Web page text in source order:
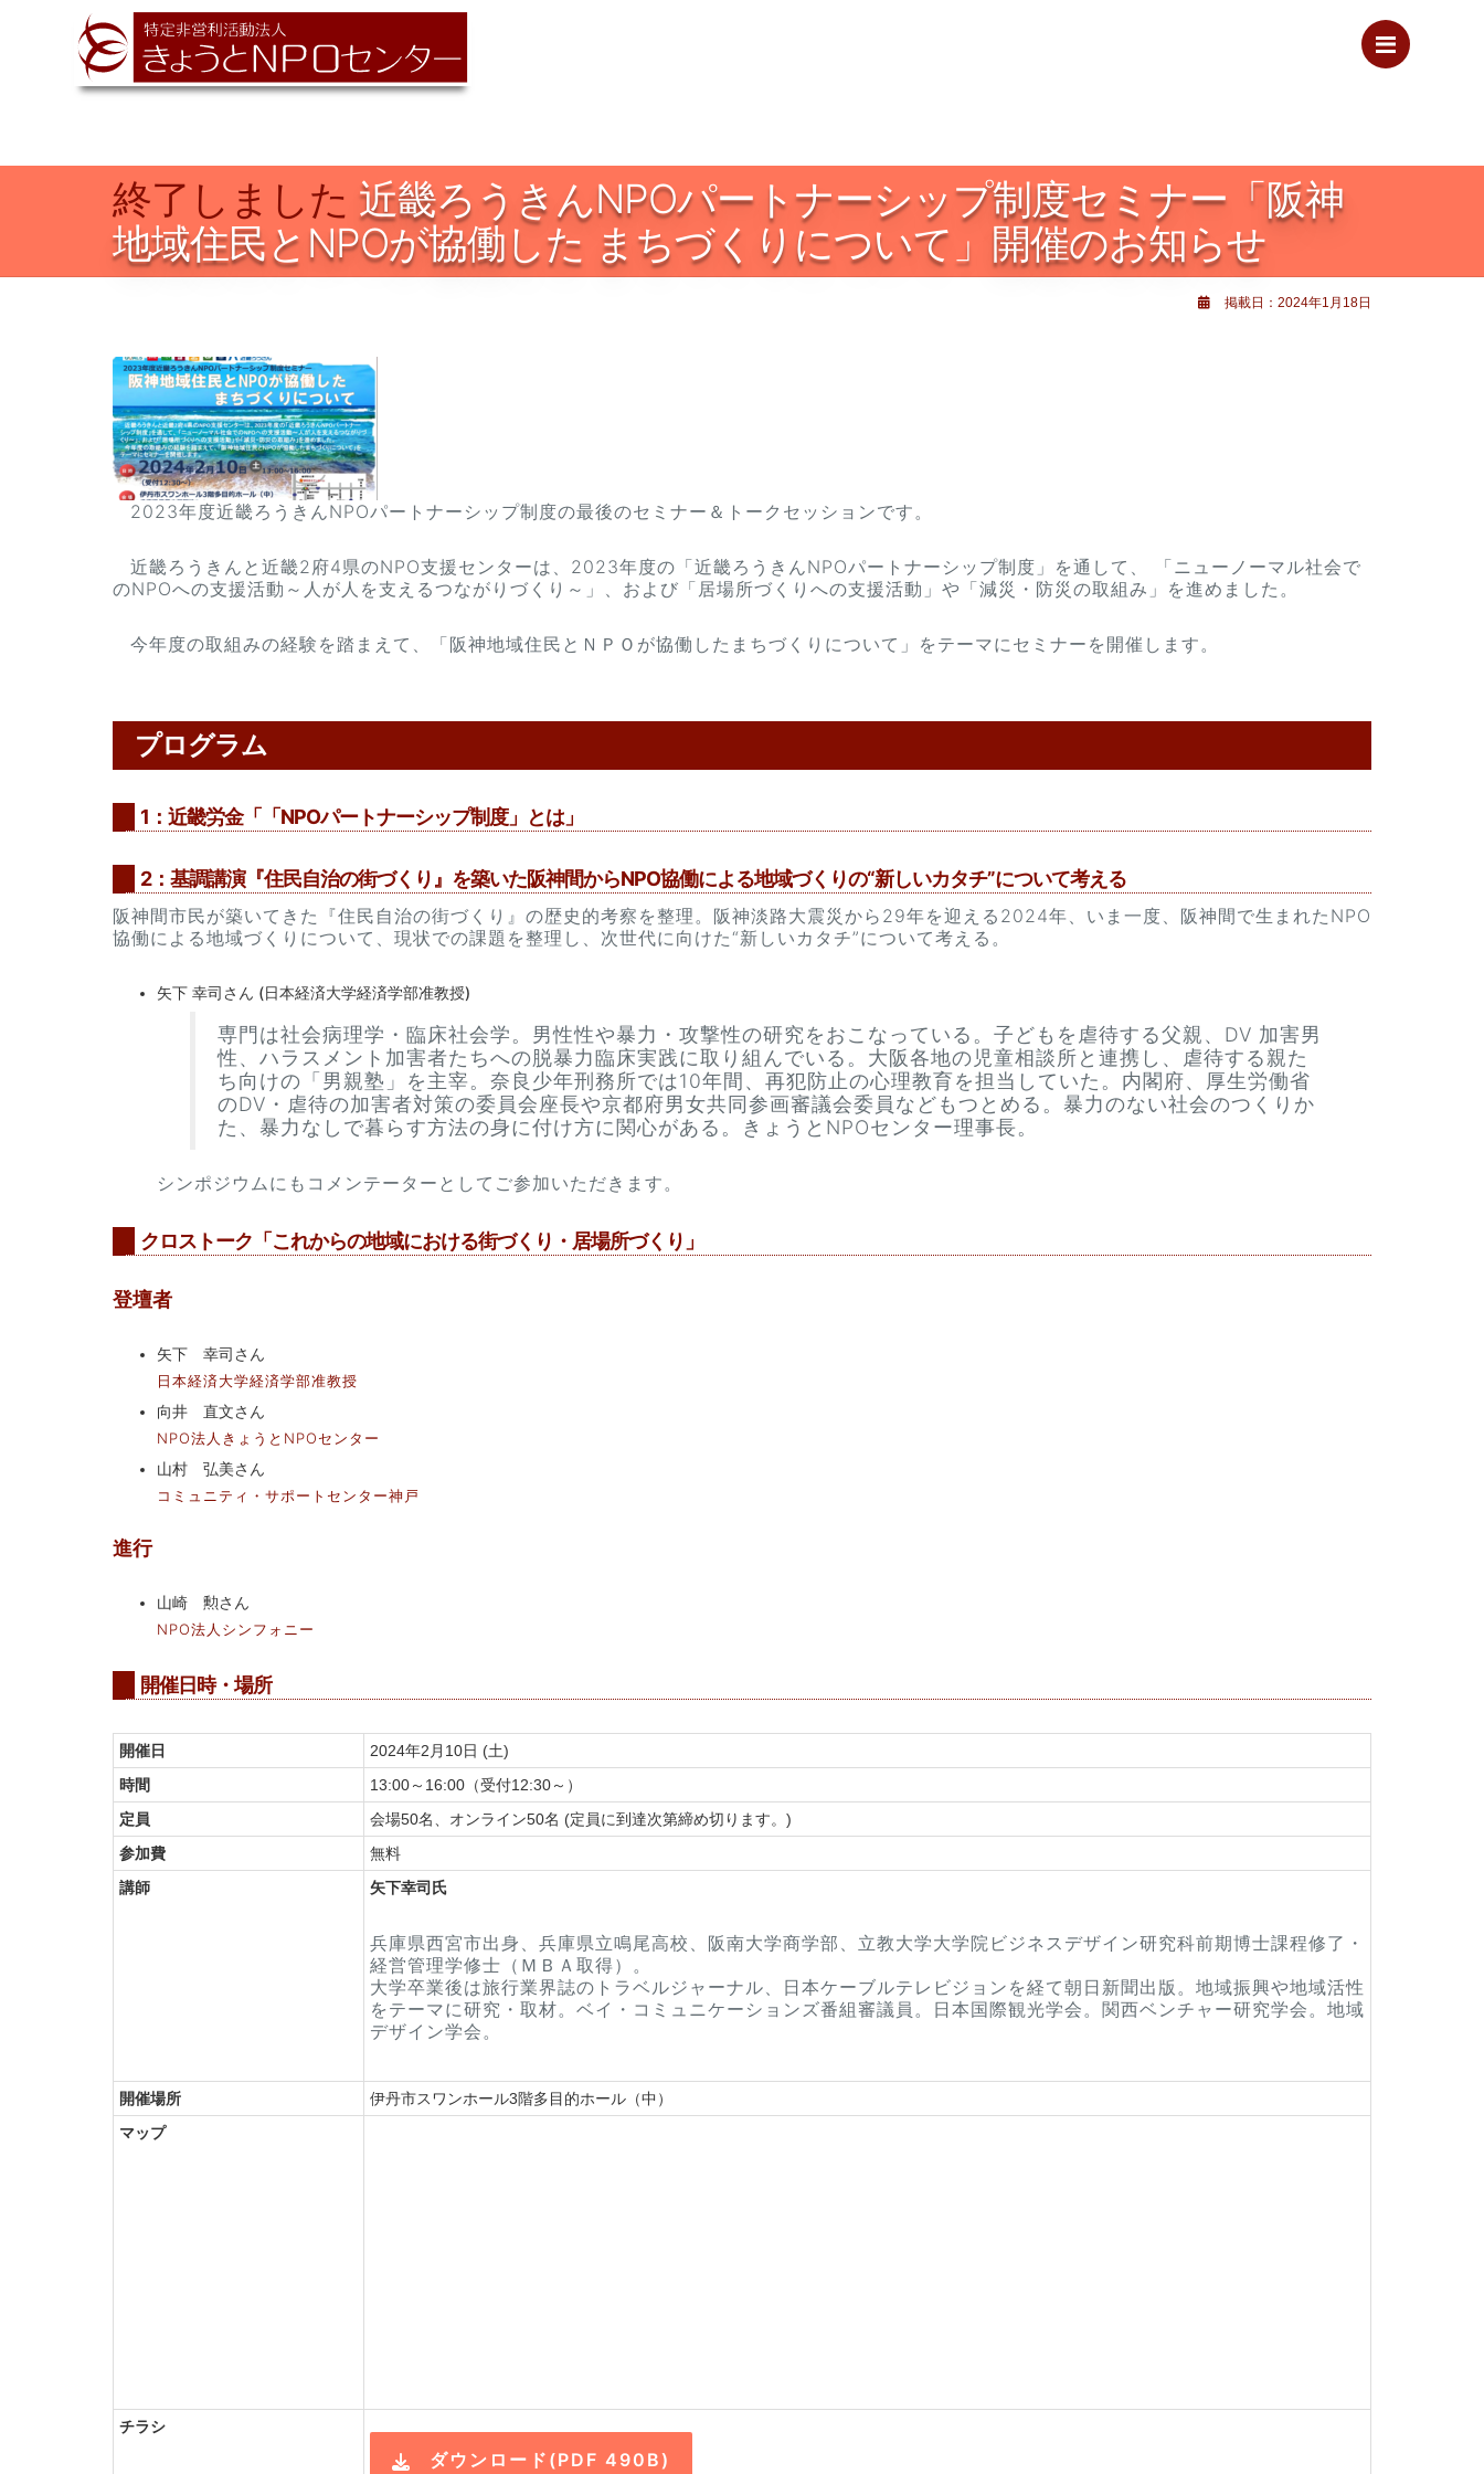
終了しました 近畿ろうきんNPOパートナーシップ制度セミナー「阪神
地域住民とNPOが協働した まちづくりについて」開催のお知らせ
掲載日：2024年1月18日
2023年度近畿ろうきんNPOパートナーシップ制度の最後のセミナー＆トークセッションです。
近畿ろうきんと近畿2府4県のNPO支援センターは、2023年度の「近畿ろうきんNPOパートナーシップ制度」を通して、 「ニューノーマル社会で
のNPOへの支援活動～人が人を支えるつながりづくり～」、および「居場所づくりへの支援活動」や「減災・防災の取組み」を進めました。
今年度の取組みの経験を踏まえて、「阪神地域住民とＮＰＯが協働したまちづくりについて」をテーマにセミナーを開催します。
プログラム
1：近畿労金「「NPOパートナーシップ制度」とは」
2：基調講演『住民自治の街づくり』を築いた阪神間からNPO協働による地域づくりの“新しいカタチ”について考える
阪神間市民が築いてきた『住民自治の街づくり』の歴史的考察を整理。阪神淡路大震災から29年を迎える2024年、いま一度、阪神間で生まれたNPO
協働による地域づくりについて、現状での課題を整理し、次世代に向けた“新しいカタチ”について考える。
矢下 幸司さん (日本経済大学経済学部准教授)
専門は社会病理学・臨床社会学。男性性や暴力・攻撃性の研究をおこなっている。子どもを虐待する父親、DV 加害男
性、ハラスメント加害者たちへの脱暴力臨床実践に取り組んでいる。大阪各地の児童相談所と連携し、虐待する親た
ち向けの「男親塾」を主宰。奈良少年刑務所では10年間、再犯防止の心理教育を担当していた。内閣府、厚生労働省
のDV・虐待の加害者対策の委員会座長や京都府男女共同参画審議会委員などもつとめる。暴力のない社会のつくりか
た、暴力なしで暮らす方法の身に付け方に関心がある。きょうとNPOセンター理事長。
シンポジウムにもコメンテーターとしてご参加いただきます。
クロストーク「これからの地域における街づくり・居場所づくり」
登壇者
矢下 幸司さん
日本経済大学経済学部准教授
向井 直文さん
NPO法人きょうとNPOセンター
山村 弘美さん
コミュニティ・サポートセンター神戸
進行
山崎 勲さん
NPO法人シンフォニー
開催日時・場所
開催日
2024年2月10日 (土)
時間
13:00～16:00（受付12:30～）
定員
会場50名、オンライン50名 (定員に到達次第締め切ります。)
参加費
無料
講師
矢下幸司氏
兵庫県西宮市出身、兵庫県立鳴尾高校、阪南大学商学部、立教大学大学院ビジネスデザイン研究科前期博士課程修了・
経営管理学修士（ＭＢＡ取得）。
大学卒業後は旅行業界誌のトラベルジャーナル、日本ケーブルテレビジョンを経て朝日新聞出版。地域振興や地域活性
をテーマに研究・取材。ベイ・コミュニケーションズ番組審議員。日本国際観光学会。関西ベンチャー研究学会。地域
デザイン学会。
開催場所
伊丹市スワンホール3階多目的ホール（中）
マップ
チラシ
ダウンロード(PDF 490B)